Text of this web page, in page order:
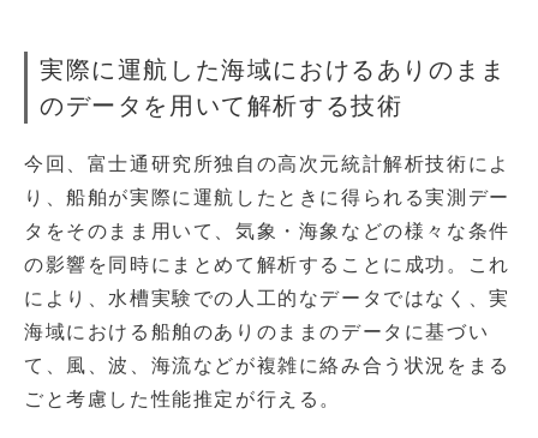
実際に運航した海域におけるありのまま
のデータを用いて解析する技術
今回、富士通研究所独自の高次元統計解析技術によ
り、船舶が実際に運航したときに得られる実測デー
タをそのまま用いて、気象・海象などの様々な条件
の影響を同時にまとめて解析することに成功。これ
により、水槽実験での人工的なデータではなく、実
海域における船舶のありのままのデータに基づい
て、風、波、海流などが複雑に絡み合う状況をまる
ごと考慮した性能推定が行える。